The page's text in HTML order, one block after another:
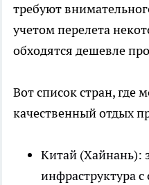
требуют
учетом перелета
обходятся дешевле
Вот список стран, где
качественный отдых
Китай (Хайнань):
инфраструктура